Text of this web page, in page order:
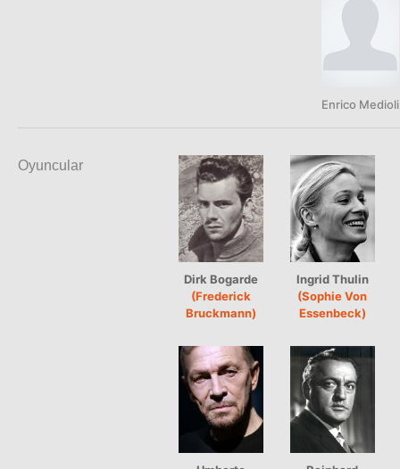
Enrico Medioli
Oyuncular
Dirk Bogarde
(Frederick
Bruckmann)
Ingrid Thulin
(Sophie Von
Essenbeck)